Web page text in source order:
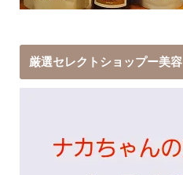
厳選セレクトショップー美容